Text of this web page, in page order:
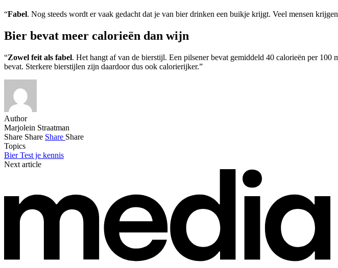
“Fabel. Nog steeds wordt er vaak gedacht dat je van bier drinken een buikje krijgt. Veel mensen
Bier bevat meer calorieën dan wijn
“Zowel feit als fabel. Het hangt af van de bierstijl. Een pilsener bevat gemiddeld 40 calorieën per
bevat. Sterkere bierstijlen zijn daardoor dus ook calorierijker.”
Author
Marjolein Straatman
Share Share Share Share
Topics
BierTest je kennis
Next article